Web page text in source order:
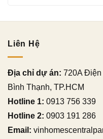
Liên Hệ
Địa chỉ dự án: 720A Điện
Bình Thạnh, TP.HCM
Hotline 1: 0913 756 339
Hotline 2: 0903 191 286
Email: